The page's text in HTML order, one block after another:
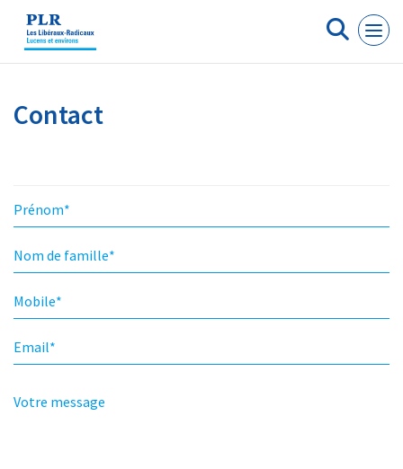
Contact
Prénom*
Nom de famille*
Mobile*
Email*
Votre message
Panneau de gestion des cookies